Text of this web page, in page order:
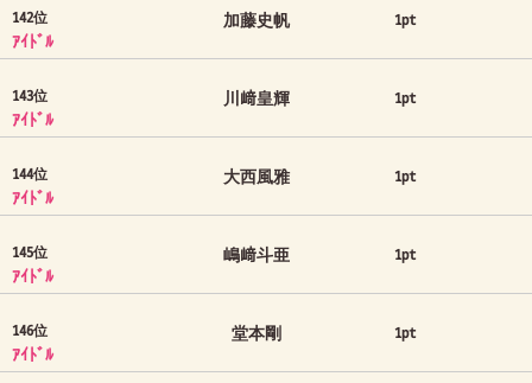
142位
ｱｲﾄﾞﾙ
加藤史帆 1pt
143位
ｱｲﾄﾞﾙ
川﨑皇輝 1pt
144位
ｱｲﾄﾞﾙ
大西風雅 1pt
145位
ｱｲﾄﾞﾙ
嶋﨑斗亜 1pt
146位
ｱｲﾄﾞﾙ
堂本剛 1pt